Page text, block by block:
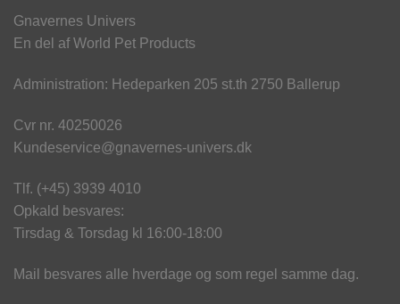
Gnavernes Univers
En del af World Pet Products
Administration: Hedeparken 205 st.th 2750 Ballerup
Cvr nr. 40250026
Kundeservice@gnavernes-univers.dk
Tlf. (+45) 3939 4010
Opkald besvares:
Tirsdag & Torsdag kl 16:00-18:00
Mail besvares alle hverdage og som regel samme dag.